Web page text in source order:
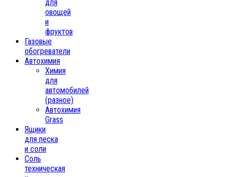
для
овощей
и
фруктов
Газовые
обогреватели
Автохимия
Химия
для
автомобилей
(разное)
Автохимия
Grass
Ящики
для песка
и соли
Соль
техническая